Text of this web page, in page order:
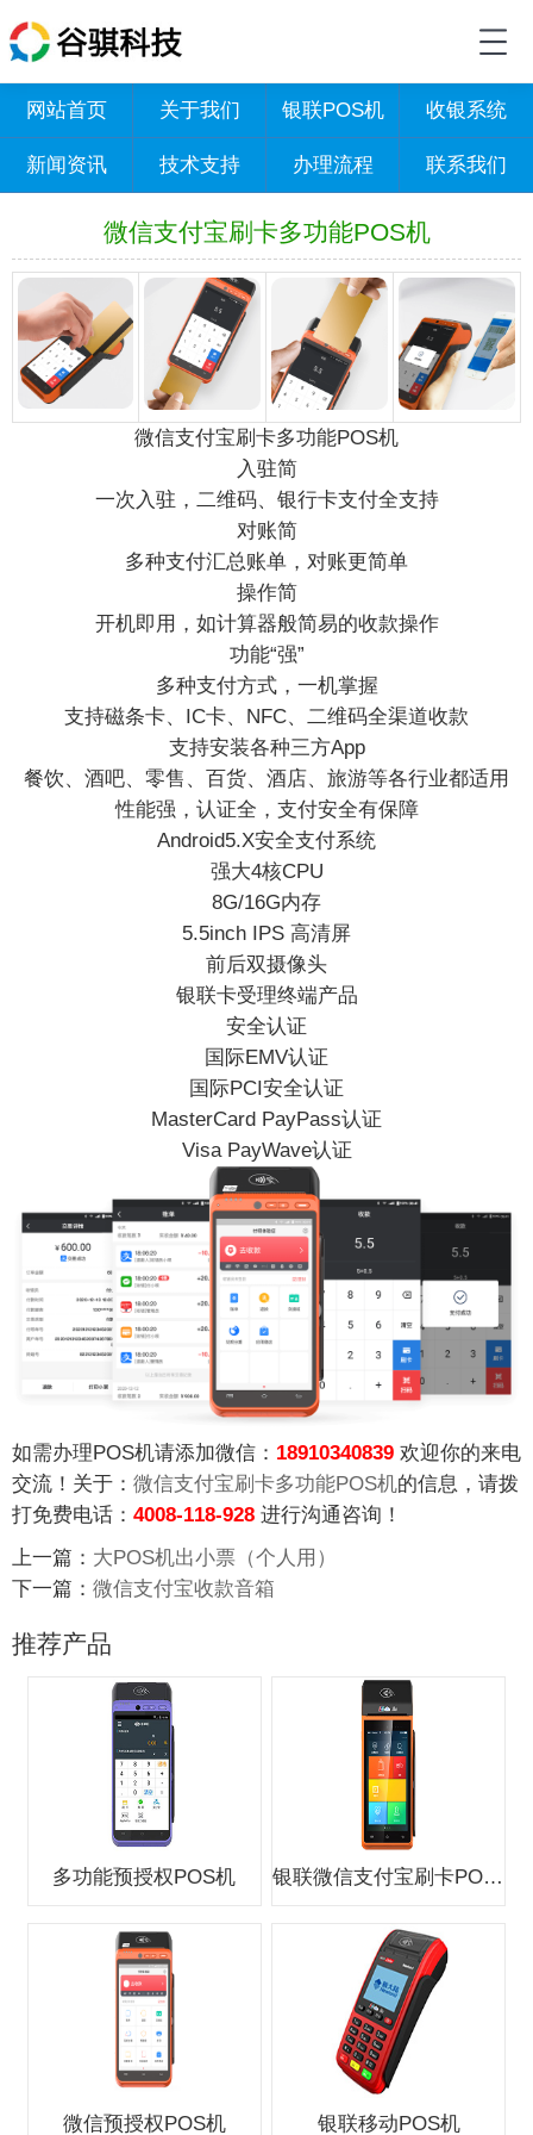
网站首页 关于我们 银联POS机 收银系统
新闻资讯 技术支持 办理流程 联系我们
微信支付宝刷卡多功能POS机
微信支付宝刷卡多功能POS机
入驻简
一次入驻，二维码、银行卡支付全支持
对账简
多种支付汇总账单，对账更简单
操作简
开机即用，如计算器般简易的收款操作
功能“强”
多种支付方式，一机掌握
支持磁条卡、IC卡、NFC、二维码全渠道收款
支持安装各种三方App
餐饮、酒吧、零售、百货、酒店、旅游等各行业都适用
性能强，认证全，支付安全有保障
Android5.X安全支付系统
强大4核CPU
8G/16G内存
5.5inch IPS 高清屏
前后双摄像头
银联卡受理终端产品
安全认证
国际EMV认证
国际PCI安全认证
MasterCard PayPass认证
Visa PayWave认证
如需办理POS机请添加微信： 18910340839 欢迎你的来电
交流！关于： 微信支付宝刷卡多功能POS机的信息，请拨
打免费电话： 4008-118-928 进行沟通咨询！
上一篇： 大POS机出小票（个人用）
下一篇： 微信支付宝收款音箱
推荐产品
多功能预授权POS机 银联微信支付宝刷卡POS机
微信预授权POS机 银联移动POS机